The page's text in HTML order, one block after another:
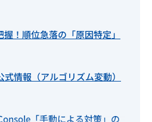
！順位急落の「原因特定」
情報（アルゴリズム変動）
「手動による対策」の